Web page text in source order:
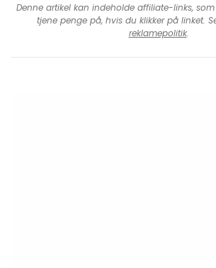
Denne artikel kan indeholde affiliate-links,
tjene penge på, hvis du klikker på linket.
reklamepolitik.